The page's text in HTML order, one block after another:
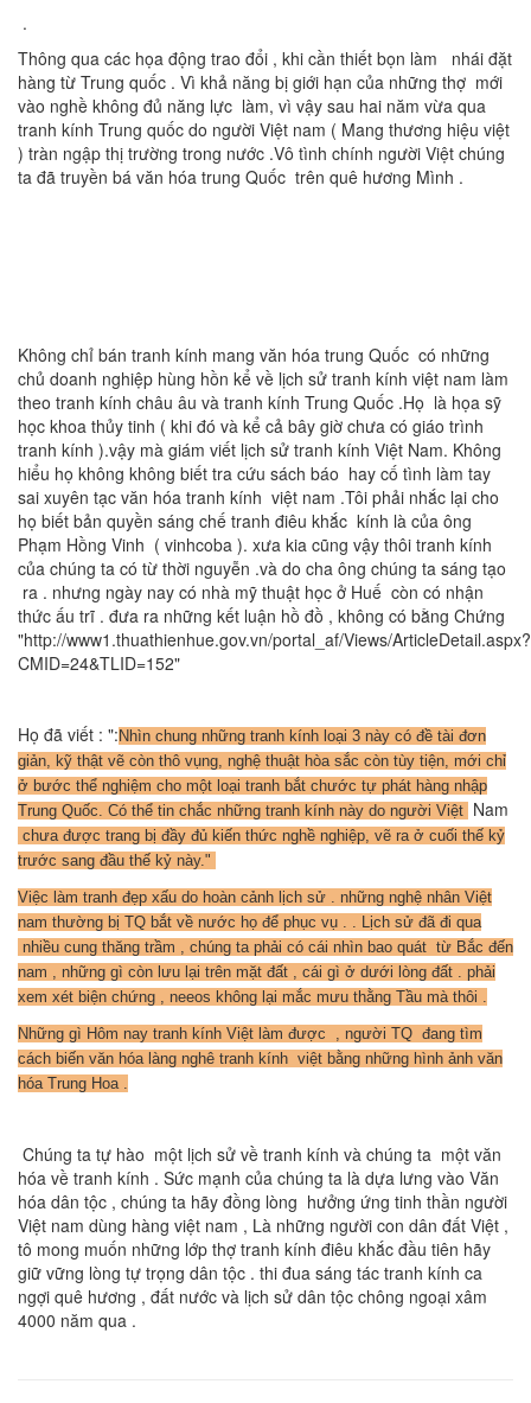
.
Thông qua các họa động trao đổi , khi cần thiết bọn làm nhái đặt
hàng từ Trung quốc . Vì khả năng bị giới hạn của những thợ mới
vào nghề không đủ năng lực làm, vì vậy sau hai năm vừa qua
tranh kính Trung quốc do người Việt nam ( Mang thương hiệu việt
) tràn ngập thị trường trong nước .Vô tình chính người Việt chúng
ta đã truyền bá văn hóa trung Quốc trên quê hương Mình .
Không chỉ bán tranh kính mang văn hóa trung Quốc có những
chủ doanh nghiệp hùng hồn kể về lịch sử tranh kính việt nam làm
theo tranh kính châu âu và tranh kính Trung Quốc .Họ là họa sỹ
học khoa thủy tinh ( khi đó và kể cả bây giờ chưa có giáo trình
tranh kính ).vậy mà giám viết lịch sử tranh kính Việt Nam. Không
hiểu họ không không biết tra cứu sách báo hay cố tình làm tay
sai xuyên tạc văn hóa tranh kính việt nam .Tôi phải nhắc lại cho
họ biết bản quyền sáng chế tranh điêu khắc kính là của ông
Phạm Hồng Vinh ( vinhcoba ). xưa kia cũng vậy thôi tranh kính
của chúng ta có từ thời nguyễn .và do cha ông chúng ta sáng tạo
ra . nhưng ngày nay có nhà mỹ thuật học ở Huế còn có nhận
thức ấu trĩ . đưa ra những kết luận hồ đồ , không có bằng Chứng
"http://www1.thuathienhue.gov.vn/portal_af/Views/ArticleDetail.aspx?
CMID=24&TLID=152"
Họ đã viết : ": Nhìn chung những tranh kính loại 3 này có đề tài đơn
giản, kỹ thật vẽ còn thô vụng, nghệ thuật hòa sắc còn tùy tiện, mới chỉ
ở bước thể nghiệm cho một loại tranh bắt chước tự phát hàng nhập
Trung Quốc. Có thể tin chắc những tranh kính này do người Việt Nam
chưa được trang bị đầy đủ kiến thức nghề nghiệp, vẽ ra ở cuối thế kỷ
trước sang đầu thế kỷ này."
Việc làm tranh đẹp xấu do hoàn cảnh lịch sử . những nghệ nhân Việt
nam thường bị TQ bắt về nước họ để phục vụ . . Lịch sử đã đi qua
nhiều cung thăng trầm , chúng ta phải có cái nhìn bao quát từ Bắc đến
nam , những gì còn lưu lại trên mặt đất , cái gì ở dưới lòng đất . phải
xem xét biện chứng , neeos không lại mắc mưu thằng Tầu mà thôi .
Những gì Hôm nay tranh kính Việt làm được , người TQ đang tìm
cách biến văn hóa làng nghê tranh kính việt bằng những hình ảnh văn
hóa Trung Hoa .
Chúng ta tự hào một lịch sử về tranh kính và chúng ta một văn
hóa về tranh kính . Sức mạnh của chúng ta là dựa lưng vào Văn
hóa dân tộc , chúng ta hãy đồng lòng hưởng ứng tinh thần người
Việt nam dùng hàng việt nam , Là những người con dân đất Việt ,
tô mong muốn những lớp thợ tranh kính điêu khắc đầu tiên hãy
giữ vững lòng tự trọng dân tộc . thi đua sáng tác tranh kính ca
ngợi quê hương , đất nước và lịch sử dân tộc chông ngoại xâm
4000 năm qua .